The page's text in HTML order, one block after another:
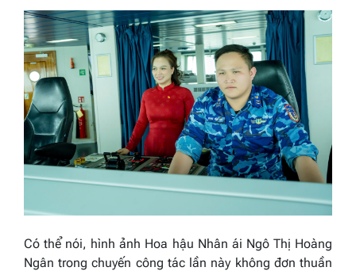
Có thể nói, hình ảnh Hoa hậu Nhân ái Ngô Thị Hoàng
Ngân trong chuyến công tác lần này không đơn thuần